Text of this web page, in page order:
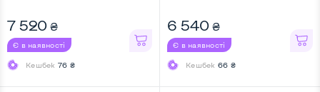
7 520 ₴
Є в наявності
Кешбек 76 ₴
6 540 ₴
Є в наявності
Кешбек 66 ₴